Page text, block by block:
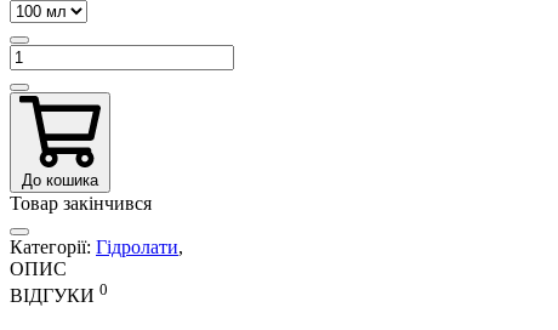
До кошика
Товар закінчився
Категорії: Гідролати,
ОПИС
ВІДГУКИ 0